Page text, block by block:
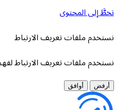
تخطَّ إلى المحتوى
نستخدم ملفات تعريف الارتباط
نستخدم ملفات تعريف الارتباط
أرفض أوافق